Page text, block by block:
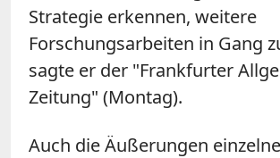
Strategie erkennen, weitere
Forschungsarbeiten in Gang
sagte er der "Frankfurter
Zeitung" (Montag).
Auch die Äußerungen